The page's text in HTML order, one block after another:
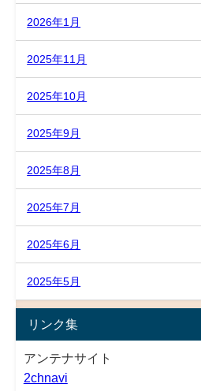
2026年1月
2025年11月
2025年10月
2025年9月
2025年8月
2025年7月
2025年6月
2025年5月
リンク集
アンテナサイト
2chnavi